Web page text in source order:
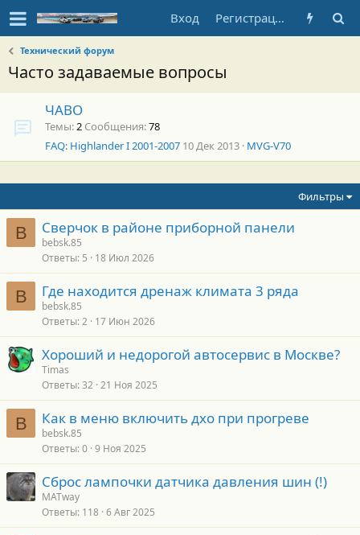
Вход Регистрация
Технический форум
Часто задаваемые вопросы
ЧАВО
Темы 2 Сообщения 78
FAQ: Highlander I 2001-2007 10 Дек 2013 MVG-V70
Фильтры
B Сверчок в районе приборной панели
bebsk.85
Ответы 5 18 Июл 2026
B Где находится дренаж климата 3 ряда
bebsk.85
Ответы 2 17 Июн 2026
Хороший и недорогой автосервис в Москве?
Timas
Ответы 32 21 Ноя 2025
B Как в меню включить дхо при прогреве
bebsk.85
Ответы 0 9 Ноя 2025
Сброс лампочки датчика давления шин (!)
MATway
Ответы 118 6 Авг 2025